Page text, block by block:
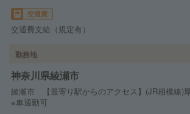
交通費
交通費支給（規定有）
勤務地
神奈川県綾瀬市
綾瀬市 【最寄り駅からのアクセス】(JR相模線)
※車通勤可